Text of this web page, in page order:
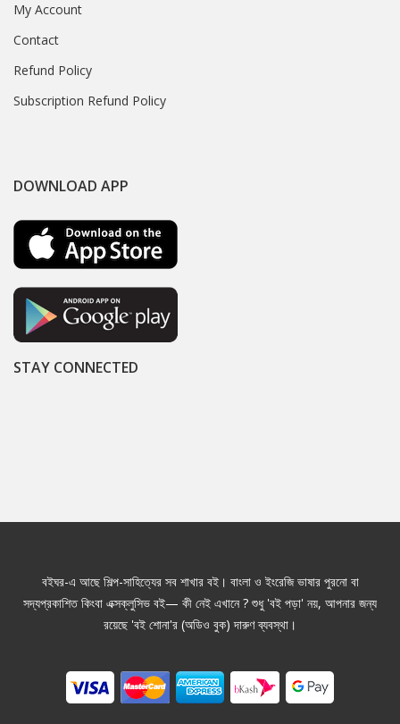
My Account
Contact
Refund Policy
Subscription Refund Policy
DOWNLOAD APP
STAY CONNECTED
বইঘর-এ আছে শিল্প-সাহিত্যের সব শাখার বই। বাংলা ও ইংরেজি ভাষার পুরনো বা
সদ্যপ্রকাশিত কিংবা এক্সক্লুসিভ বই— কী নেই এখানে ? শুধু 'বই পড়া' নয়, আপনার জন্য
রয়েছে 'বই শোনা'র (অডিও বুক) দারুণ ব্যবস্থা।